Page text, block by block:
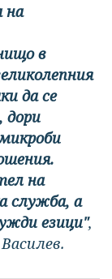
на
в
да се
дори
на
служба, а
езици",